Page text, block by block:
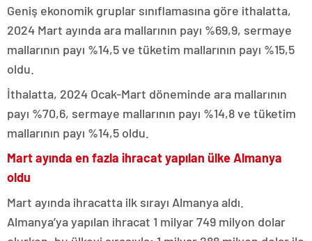
Geniş ekonomik gruplar sınıflamasına göre ithalatta,
2024 Mart ayında ara mallarının payı %69,9, sermaye
mallarının payı %14,5 ve tüketim mallarının payı %15,5
oldu.
İthalatta, 2024 Ocak-Mart döneminde ara mallarının
payı %70,6, sermaye mallarının payı %14,8 ve tüketim
mallarının payı %14,5 oldu.
Mart ayında en fazla ihracat yapılan ülke Almanya
oldu
Mart ayında ihracatta ilk sırayı Almanya aldı.
Almanya’ya yapılan ihracat 1 milyar 749 milyon dolar